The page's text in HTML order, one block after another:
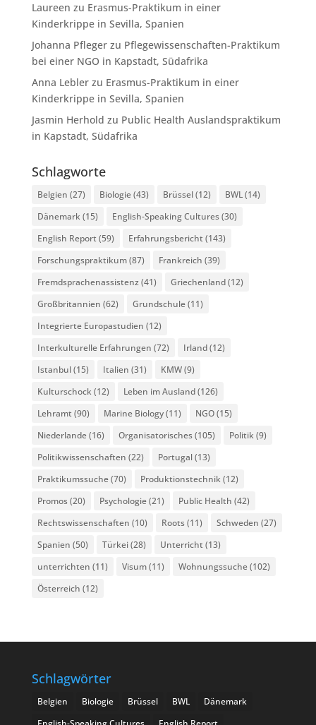
Laureen zu Erasmus-Praktikum in einer
Kinderkrippe in Sevilla, Spanien
Johanna Pflegerzu Pflegewissenschaften-Praktikum
bei einer NGO in Kapstadt, Südafrika
Anna Leblerzu Erasmus-Praktikum in einer
Kinderkrippe in Sevilla, Spanien
Jasmin Herhold zu Public Health Auslandspraktikum
in Kapstadt, Südafrika
Schlagworte
Belgien (27) Biologie(43) Brüssel(12) BWL(14)
Dänemark (15) English-Speaking Cultures(30)
English Report (59) Erfahrungsbericht (143)
Forschungspraktikum(87) Frankreich (39)
Fremdsprachenassistenz(41) Griechenland(12)
Großbritannien (62) Grundschule(11)
Integrierte Europastudien (12)
Interkulturelle Erfahrungen (72) Irland(12)
Istanbul(15) Italien (31) KMW(9)
Kulturschock (12) Leben im Ausland(126)
Lehramt (90) Marine Biology(11) NGO(15)
Niederlande(16) Organisatorisches(105) Politik (9)
Politikwissenschaften (22) Portugal(13)
Praktikumssuche(70) Produktionstechnik (12)
Promos(20) Psychologie(21) Public Health (42)
Rechtswissenschaften (10) Roots(11) Schweden (27)
Spanien (50) Türkei(28) Unterricht (13)
unterrichten (11) Visum(11) Wohnungssuche(102)
Österreich (12)
Schlagwörter
Belgien Biologie Brüssel BWL
Dänemark